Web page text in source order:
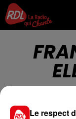
Le respect